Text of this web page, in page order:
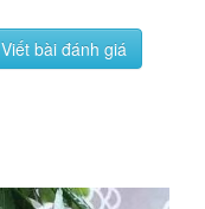
Viết bài đánh giá